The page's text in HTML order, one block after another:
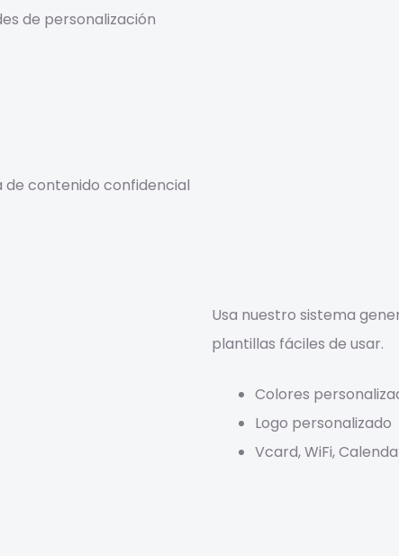
de personalización
contenido confidencial
Usa nuestro sistema
plantillas fáciles de usar.
Colores
Logo personalizado
Vcard, WiFi,